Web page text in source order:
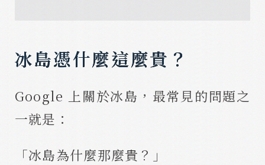
冰島憑什麼這麼貴？
Google 上關於冰島，最常見的問題之
一就是：
「冰島為什麼那麼貴？」